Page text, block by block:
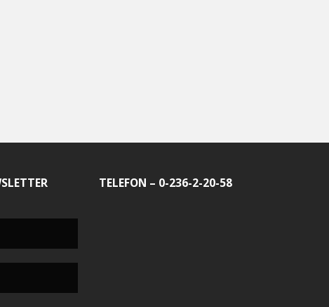
TELEFON – 0-236-2-20-58